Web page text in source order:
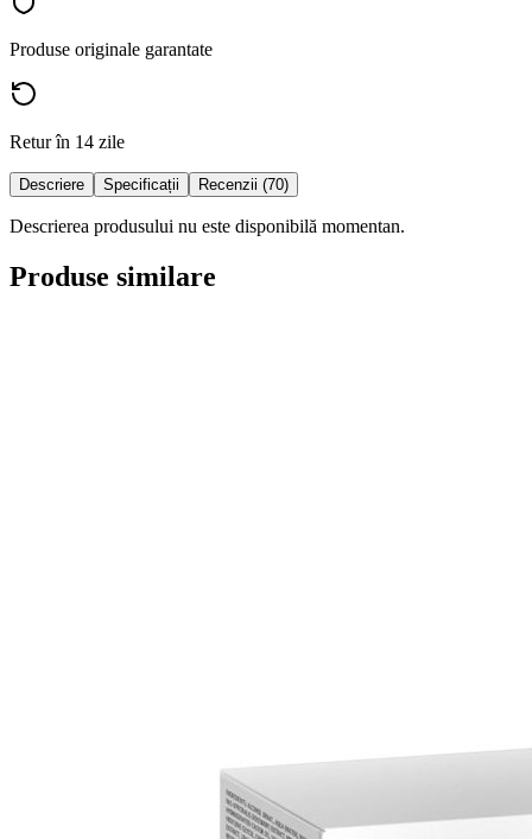
Produse originale garantate
Retur în 14 zile
Descriere Specificații Recenzii (70)
Descrierea produsului nu este disponibilă momentan.
Produse similare